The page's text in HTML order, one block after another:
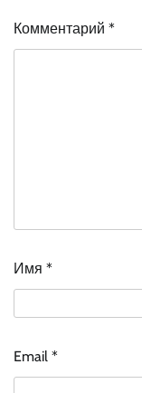
Комментарий *
Имя *
Email *